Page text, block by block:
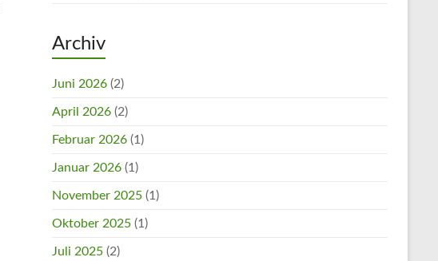
Archiv
Juni 2026 (2)
April 2026 (2)
Februar 2026 (1)
Januar 2026 (1)
November 2025 (1)
Oktober 2025 (1)
Juli 2025 (2)